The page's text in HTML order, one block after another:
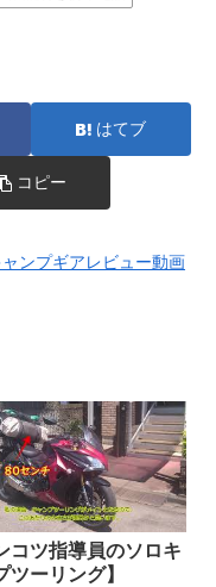
はてブ
コピー
ャンプギアレビュー動画
コツ指導員のソロキ
ツーリング】